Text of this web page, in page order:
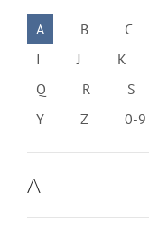
A B C
I
J K
Q
R S
Y
Z 0-9
A